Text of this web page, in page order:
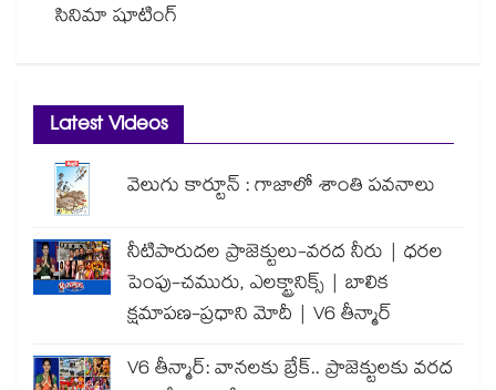
సినిమా షూటింగ్
Latest Videos
వెలుగు కార్టూన్ : గాజాలో శాంతి పవనాలు
నీటిపారుదల ప్రాజెక్టులు-వరద నీరు | ధరల
పెంపు-చమురు, ఎలక్ట్రానిక్స్ | బాలిక
క్షమాపణ-ప్రధాని మోదీ | V6 తీన్మార్
V6 తీన్మార్: వానలకు బ్రేక్.. ప్రాజెక్టులకు వరద